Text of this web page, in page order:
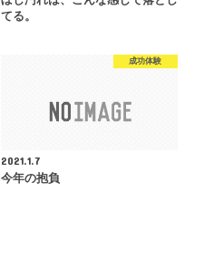
てる。
成功体験
2021.1.7
今年の抱負